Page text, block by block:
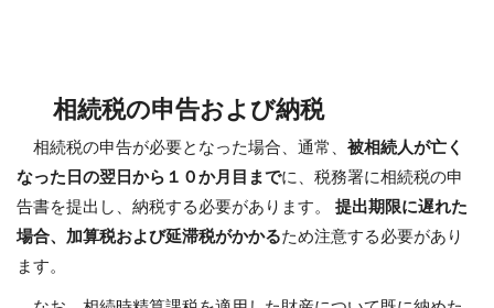
相続税の申告および納税
相続税の申告が必要となった場合、通常、 被相続人が亡く
なった日の翌日から１０か月目までに、税務署に相続税の申
告書を提出し、納税する必要があります。 提出期限に遅れた
場合、加算税および延滞税がかかるため注意する必要があり
ます。